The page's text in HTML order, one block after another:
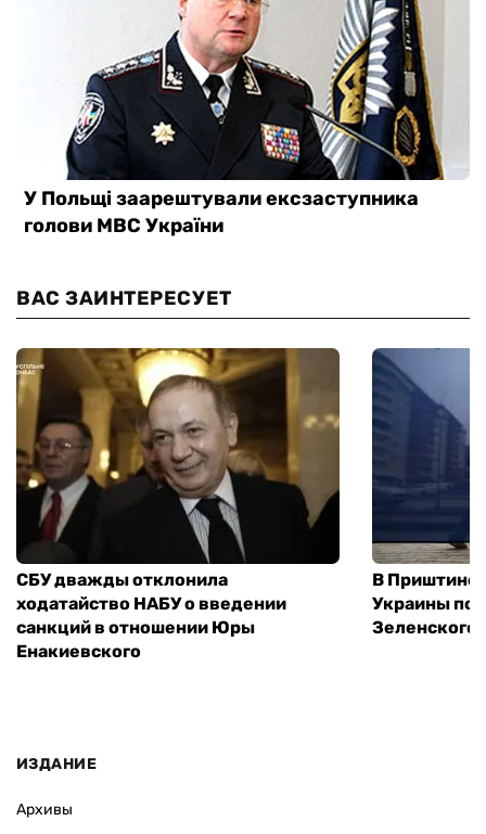
ВАС ЗАИНТЕРЕСУЕТ
СБУ дважды отклонила
ходатайство НАБУ о введении
санкций в отношении Юры
Енакиевского
В Приштине
Украины
Зеленского
ИЗДАНИЕ
Архивы